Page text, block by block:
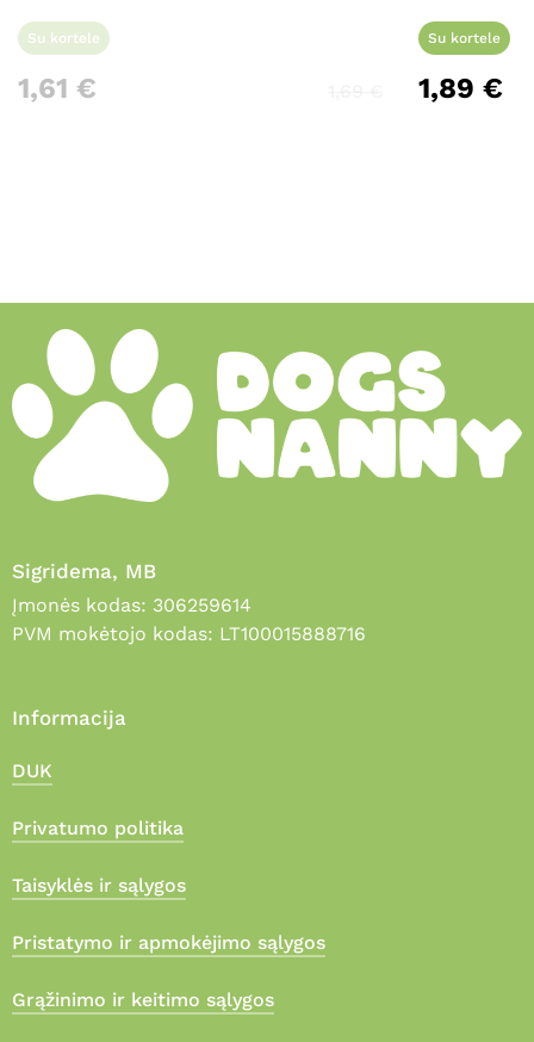
Su kortele
1,61 €
Su kortele
1,89 €
Sigridema, MB
Įmonės kodas: 306259614
PVM mokėtojo kodas: LT100015888716
Informacija
DUK
Privatumo politika
Taisyklės ir sąlygos
Pristatymo ir apmokėjimo sąlygos
Grąžinimo ir keitimo sąlygos